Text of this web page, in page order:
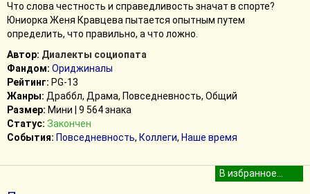
Что слова честность и справедливость значат в спорте?
Юниорка Женя Кравцева пытается опытным путем
определить, что правильно, а что ложно.
Автор: Диалекты социопата
Фандом: Ориджиналы
Рейтинг: PG-13
Жанры: Драббл, Драма, Повседневность, Общий
Размер: Мини | 9 564 знака
Статус: Закончен
События: Повседневность, Коллеги, Наше время